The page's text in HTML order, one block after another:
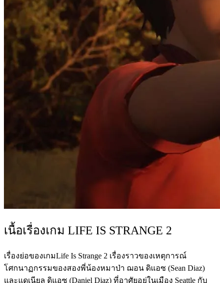
เนื้อเรื่องเกม LIFE IS STRANGE 2
เรื่องย่อของเกมLife Is Strange 2 เรื่องราวของเหตุการณ์
โศกนาฏกรรมของสองพี่น้องหมาป่า ฌอน ดิแอซ (Sean Diaz)
และแดเนียล ดิแอซ (Daniel Diaz) ที่อาศัยอยู่ในเมือง Seattle กับ